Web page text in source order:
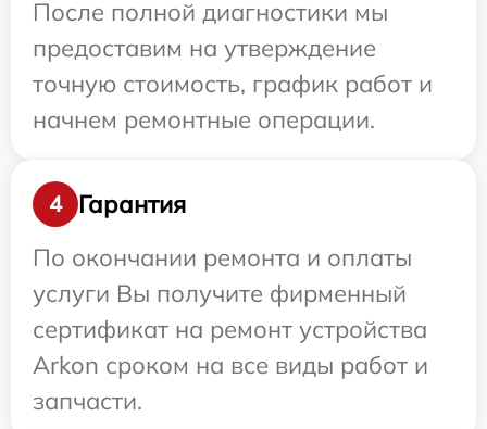
После полной диагностики мы
предоставим на утверждение
точную стоимость, график работ и
начнем ремонтные операции.
4
Гарантия
По окончании ремонта и оплаты
услуги Вы получите фирменный
сертификат на ремонт устройства
Arkon сроком на все виды работ и
запчасти.